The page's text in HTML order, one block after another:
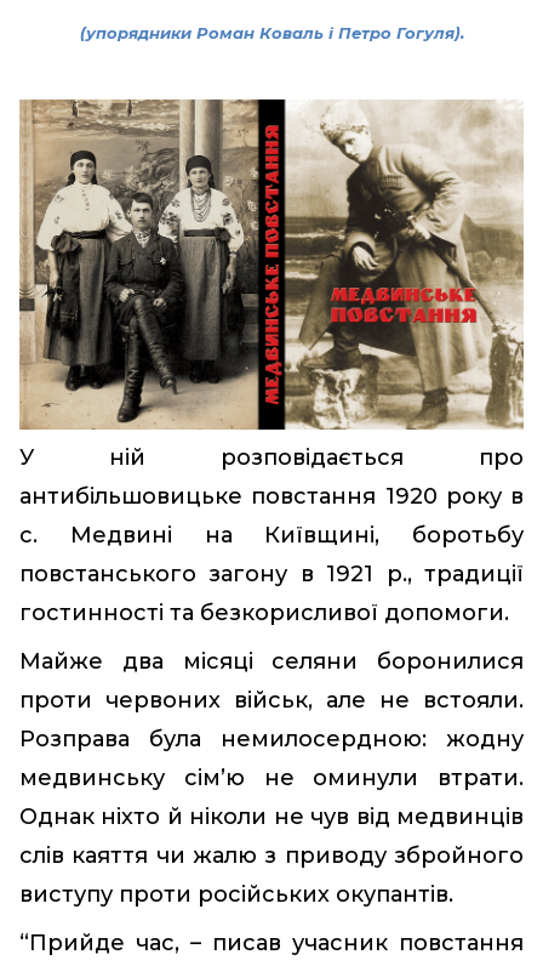
(упорядники Роман Коваль і Петро Гогуля).
У ній розповідається про
антибільшовицьке повстання 1920 року в
с. Медвині на Київщині, боротьбу
повстанського загону в 1921 р., традиції
гостинності та безкорисливої допомоги.
Майже два місяці селяни боронилися
проти червоних військ, але не встояли.
Розправа була немилосердною: жодну
медвинську сім’ю не оминули втрати.
Однак ніхто й ніколи не чув від медвинців
слів каяття чи жалю з приводу збройного
виступу проти російських окупантів.
“Прийде час, – писав учасник повстання